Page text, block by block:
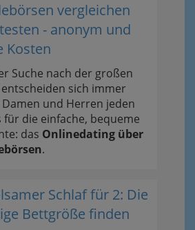
vergleichen
- anonym und
Kosten
Suche nach der großen
entscheiden sich immer
und Herren jeden
für die einfache, bequeme
das Onlinedating über
.
Schlaf für 2: Die
Bettgröße finden